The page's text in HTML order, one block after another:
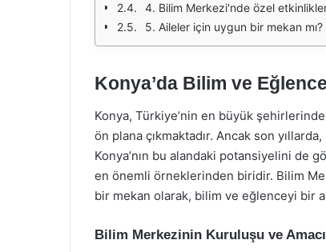
4. Bilim Merkezi'nde özel
5. Aileler için uygun bir mekan mı?
Konya’da Bilim ve
Konya, Türkiye’nin en büyük
ön plana çıkmaktadır. Ancak son
Konya’nın bu alandaki potansiyelini de
en önemli örneklerinden biridir. Bilim
bir mekan olarak, bilim ve eğlenceyi bir
Bilim Merkezinin Kuruluşu ve Amacı